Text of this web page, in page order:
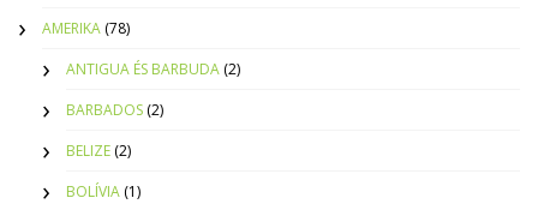
AMERIKA (78)
ANTIGUA ÉS BARBUDA (2)
BARBADOS (2)
BELIZE (2)
BOLÍVIA (1)